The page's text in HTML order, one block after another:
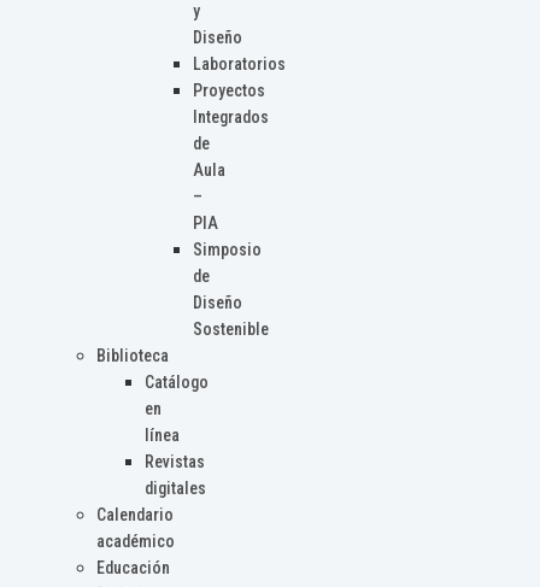
y
Diseño
Laboratorios
Proyectos
Integrados
de
Aula
–
PIA
Simposio
de
Diseño
Sostenible
Biblioteca
Catálogo
en
línea
Revistas
digitales
Calendario
académico
Educación